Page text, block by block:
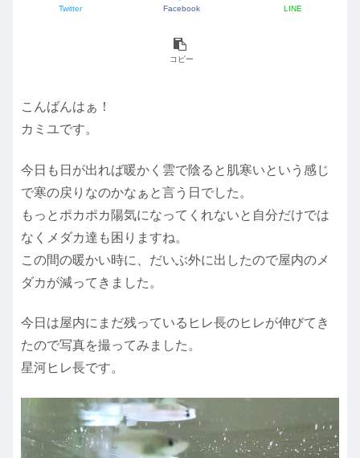
Twitter Facebook LINE
コピー
こんばんはぁ！
カミユです。
今日も日が出れば暖かく雲で陰ると肌寒いという感じ
で寒の戻りなのかなぁと言う日でした。
もっとポカポカ陽気になってくれないと自分だけでは
なくメダカ達も困りますね。
この間の暖かい時に、だいぶ外に出したので屋内のメ
ダカが減ってきました。
今日は屋内にまだ残っているヒレ長のヒレが伸びてき
たので写真を撮ってみました。
星河ヒレ長です。